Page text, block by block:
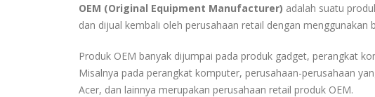
OEM (Original Equipment Manufacturer) adalah suatu
dan dijual kembali oleh perusahaan retail dengan menggunakan
Produk OEM banyak dijumpai pada produk gadget, perangkat
Misalnya pada perangkat komputer, perusahaan-perusahaan
Acer, dan lainnya merupakan perusahaan retail produk OEM.